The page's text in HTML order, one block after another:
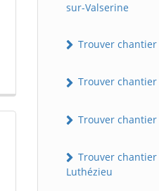
sur-Valserine
Trouver
Trouver
Trouver
Trouver
Luthézieu